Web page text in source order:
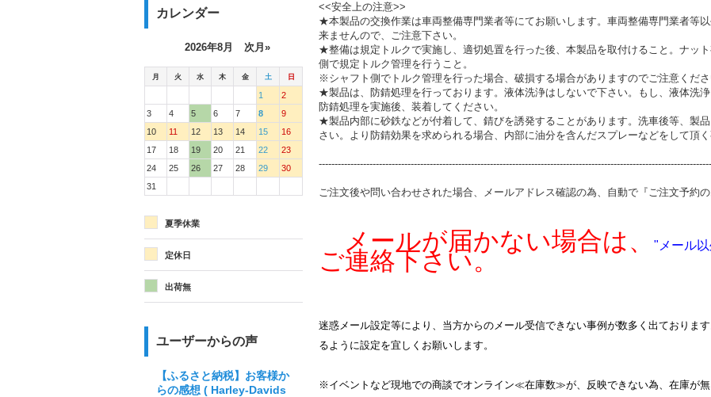
カレンダー
2026年8月 次月»
月 火 水 木 金 土 日
1
2
3
4 5 6 7 8
9
10
11 12 13 14 15
16
17
18 19 20 21 22
23
24
25 26 27 28 29
30
31
夏季休業
定休日
出荷無
ユーザーからの声
【ふるさと納税】お客様か
らの感想 ( Harley-Davids
<<安全上の注意>>
★本製品の交換作業は車両整備専門業者等にてお願いします。車両整備専門業者等
来ませんので、ご注意下さい。
★整備は規定トルクで実施し、適切処置を行った後、本製品を取付けること。ナッ
側で規定トルク管理を行うこと。
※シャフト側でトルク管理を行った場合、破損する場合がありますのでご注意くださ
★製品は、防錆処理を行っております。液体洗浄はしないで下さい。もし、液体洗
防錆処理を実施後、装着してください。
★製品内部に砂鉄などが付着して、錆びを誘発することがあります。洗車後等、製
さい。より防錆効果を求められる場合、内部に油分を含んだスプレーなどをして頂
----------------------------------------------------------------------------------------------------------------------------
ご注文後や問い合わせされた場合、メールアドレス確認の為、自動で『ご注文予約
メールが届かない場合は、 "メール以
ご連絡下さい。
迷惑メール設定等により、当方からのメール受信できない事例が数多く出ておりま
るように設定を宜しくお願いします。
※イベントなど現地での商談でオンライン≪在庫数≫が、反映できない為、在庫が